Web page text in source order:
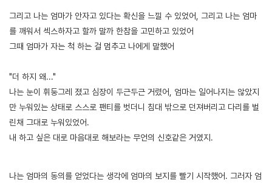
그리고 나는 엄마가 안자고 있다는 확신을 느낄 수 있었어, 그리고 나는 엄마
를 깨워서 섹스하자고 할까 말까 한참을 고민하고 있었어
그때 엄마가 자는 척 하는 걸 멈추고 나에게 말했어
"더 하지 왜..."
나는 눈이 휘둥그레 졌고 심장이 두근두근 거렸어, 엄마는 일어나지는 않았지
만 누워있는 상태로 스스로 팬티를 벗더니 침대 밖으로 던져버리고 다리를 벌
린채 그대로 누워있었어.
내 하고 싶은 대로 마음대로 해보라는 무언의 신호같은 거였지.
나는 엄마의 동의를 얻었다는 생각에 엄마의 보지를 빨기 시작했어. 그러자 엄